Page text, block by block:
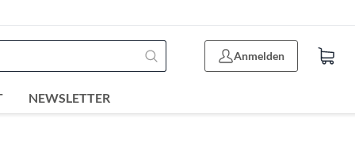
Anmelden
NEWSLETTER